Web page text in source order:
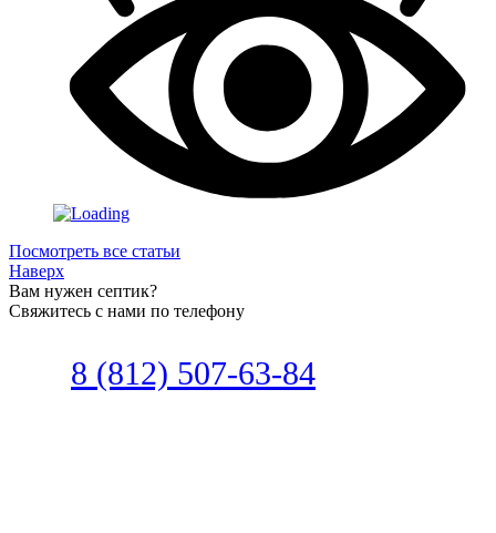
Посмотреть все статьи
Наверх
Вам нужен септик?
Свяжитесь с нами по телефону
8 (812) 507-63-84